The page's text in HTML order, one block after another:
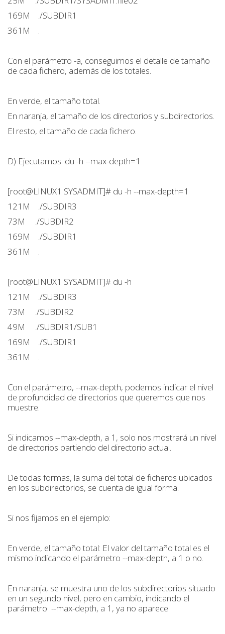
169M ./SUBDIR1
361M .
Con el parámetro -a, conseguimos el detalle de tamaño
de cada fichero, además de los totales.
En verde, el tamaño total.
En naranja, el tamaño de los directorios y subdirectorios.
El resto, el tamaño de cada fichero.
D) Ejecutamos: du -h --max-depth=1
[root@LINUX1 SYSADMIT]# du -h --max-depth=1
121M ./SUBDIR3
73M ./SUBDIR2
169M ./SUBDIR1
361M .
[root@LINUX1 SYSADMIT]# du -h
121M ./SUBDIR3
73M ./SUBDIR2
49M ./SUBDIR1/SUB1
169M ./SUBDIR1
361M .
Con el parámetro, --max-depth, podemos indicar el nivel
de profundidad de directorios que queremos que nos
muestre.
Si indicamos --max-depth, a 1, solo nos mostrará un nivel
de directorios partiendo del directorio actual.
De todas formas, la suma del total de ficheros ubicados
en los subdirectorios, se cuenta de igual forma.
Si nos fijamos en el ejemplo:
En verde, el tamaño total: El valor del tamaño total es el
mismo indicando el parámetro --max-depth, a 1 o no.
En naranja, se muestra uno de los subdirectorios situado
en un segundo nivel, pero en cambio, indicando el
parámetro --max-depth, a 1, ya no aparece.